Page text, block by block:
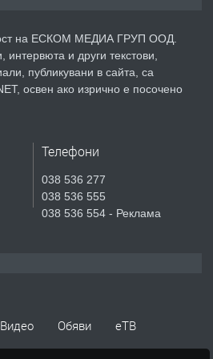
парцел в гр. Хасково кв.
до ток, вода,канализация,
0889 537 426
преди 3 дни
на ЕСКОМ МЕДИА ГРУП ООД.
интервюта и други текстови,
публикувани в сайта, са
освен ако изрично е посочено
Телефони
038 536 277
038 536 555
038 536 554 - Реклама
Видео Обяви
еТВ